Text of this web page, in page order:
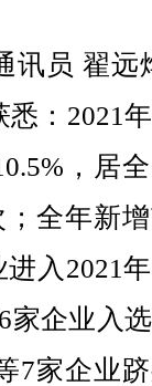
员 翟远
：2021
，居
全年新
入2021
家企业入
7家企业